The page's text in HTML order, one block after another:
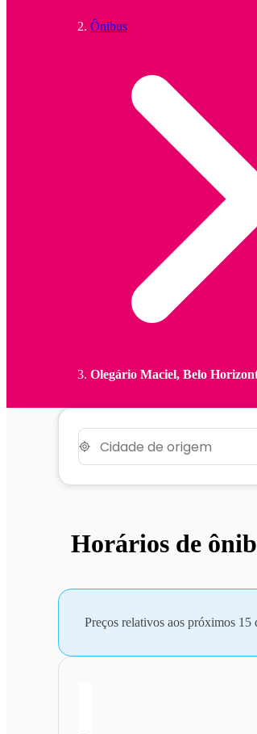
Ônibus
Olegário Maciel, Belo
Horários de
Preços relativos aos próximos